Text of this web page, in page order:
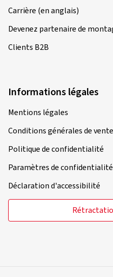
Carrière (en anglais)
Devenez partenaire de
Clients B2B
Informations légales
Mentions légales
Conditions générales de vente
Politique de confidentialité
Paramètres de confidentialité
Déclaration d'accessibilité